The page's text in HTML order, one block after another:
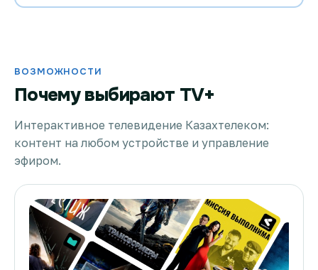
Акции
Заявка на подбор тарифа
Подключиться к КазахТелеком
ВОЗМОЖНОСТИ
Почему выбирают TV+
Интерактивное телевидение Казахтелеком:
контент на любом устройстве и управление
эфиром.